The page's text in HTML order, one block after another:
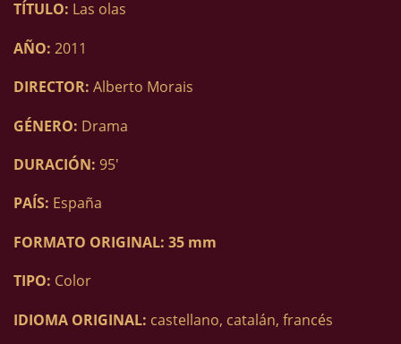
TÍTULO: Las olas
AÑO: 2011
DIRECTOR: Alberto Morais
GÉNERO: Drama
DURACIÓN: 95′
PAÍS: España
FORMATO ORIGINAL: 35 mm
TIPO: Color
IDIOMA ORIGINAL: castellano, catalán, francés